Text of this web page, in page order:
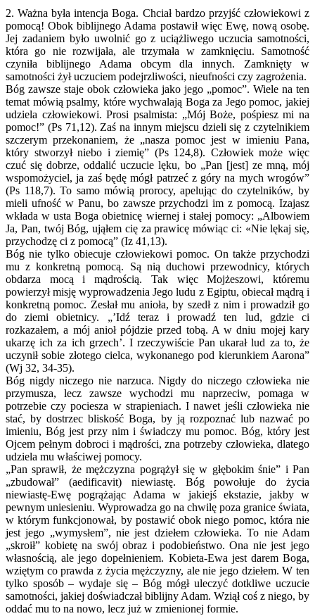
2. Ważna była intencja Boga. Chciał bardzo przyjść człowiekowi z
pomocą! Obok biblijnego Adama postawił więc Ewę, nową osobę.
Jej zadaniem było uwolnić go z uciążliwego uczucia samotności,
która go nie rozwijała, ale trzymała w zamknięciu. Samotność
czyniła biblijnego Adama obcym dla innych. Zamknięty w
samotności żył uczuciem podejrzliwości, nieufności czy zagrożenia.
Bóg zawsze staje obok człowieka jako jego „pomoc”. Wiele na ten
temat mówią psalmy, które wychwalają Boga za Jego pomoc, jakiej
udziela człowiekowi. Prosi psalmista: „Mój Boże, pośpiesz mi na
pomoc!” (Ps 71,12). Zaś na innym miejscu dzieli się z czytelnikiem
szczerym przekonaniem, że „nasza pomoc jest w imieniu Pana,
który stworzył niebo i ziemię” (Ps 124,8). Człowiek może więc
czuć się dobrze, oddalić uczucie lęku, bo „Pan [jest] ze mną, mój
wspomożyciel, ja zaś będę mógł patrzeć z góry na mych wrogów”
(Ps 118,7). To samo mówią prorocy, apelując do czytelników, by
mieli ufność w Panu, bo zawsze przychodzi im z pomocą. Izajasz
wkłada w usta Boga obietnicę wiernej i stałej pomocy: „Albowiem
Ja, Pan, twój Bóg, ująłem cię za prawicę mówiąc ci: «Nie lękaj się,
przychodzę ci z pomocą” (Iz 41,13).
Bóg nie tylko obiecuje człowiekowi pomoc. On także przychodzi
mu z konkretną pomocą. Są nią duchowi przewodnicy, których
obdarza mocą i mądrością. Tak więc Mojżeszowi, któremu
powierzył misję wyprowadzenia Jego ludu z Egiptu, obiecał mądrą i
konkretną pomoc. Zesłał mu anioła, by szedł z nim i prowadził go
do ziemi obietnicy. „’Idź teraz i prowadź ten lud, gdzie ci
rozkazałem, a mój anioł pójdzie przed tobą. A w dniu mojej kary
ukarzę ich za ich grzech’. I rzeczywiście Pan ukarał lud za to, że
uczynił sobie złotego cielca, wykonanego pod kierunkiem Aarona”
(Wj 32, 34-35).
Bóg nigdy niczego nie narzuca. Nigdy do niczego człowieka nie
przymusza, lecz zawsze wychodzi mu naprzeciw, pomaga w
potrzebie czy pociesza w strapieniach. I nawet jeśli człowieka nie
stać, by dostrzec bliskość Boga, by ją rozpoznać lub nazwać po
imieniu, Bóg jest przy nim i świadczy mu pomoc. Bóg, który jest
Ojcem pełnym dobroci i mądrości, zna potrzeby człowieka, dlatego
udziela mu właściwej pomocy.
„Pan sprawił, że mężczyzna pogrążył się w głębokim śnie” i Pan
„zbudował” (aedificavit) niewiastę. Bóg powołuje do życia
niewiastę-Ewę pogrążając Adama w jakiejś ekstazie, jakby w
pewnym uniesieniu. Wyprowadza go na chwilę poza granice świata,
w którym funkcjonował, by postawić obok niego pomoc, która nie
jest jego „wymysłem”, nie jest dziełem człowieka. To nie Adam
„skroił” kobietę na swój obraz i podobieństwo. Ona nie jest jego
własnością, ale jego dopełnieniem. Kobieta-Ewa jest darem Boga,
wziętym co prawda z życia mężczyzny, ale nie jego dziełem. W ten
tylko sposób – wydaje się – Bóg mógł uleczyć dotkliwe uczucie
samotności, jakiej doświadczał biblijny Adam. Wziął coś z niego, by
oddać mu to na nowo, lecz już w zmienionej formie.